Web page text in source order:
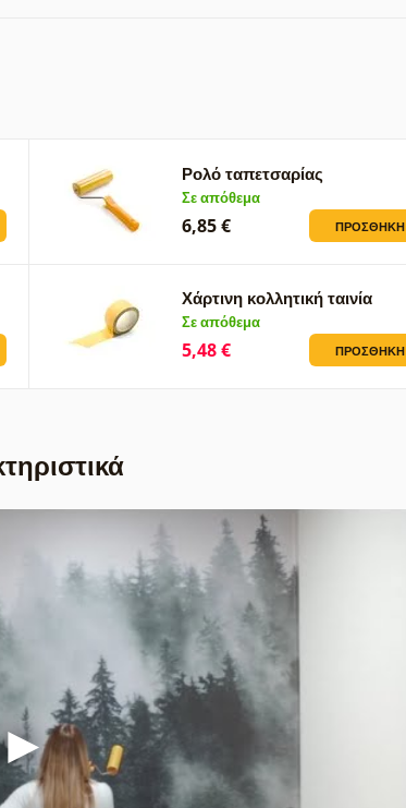
Ρολό ταπετσαρίας
Σε απόθεμα
6,85 € ΠΡΟΣΘΉΚΗ
Χάρτινη κολλητική ταινία
Σε απόθεμα
5,48 € ΠΡΟΣΘΉΚΗ